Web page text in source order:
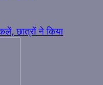
छात्रों ने किया